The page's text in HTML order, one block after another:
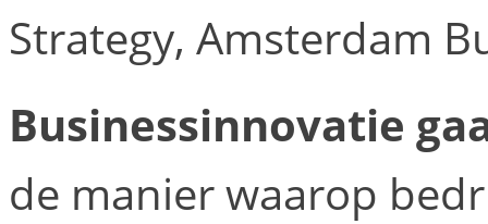
Strategy, Amsterdam
Businessinnovatie
de manier waarop